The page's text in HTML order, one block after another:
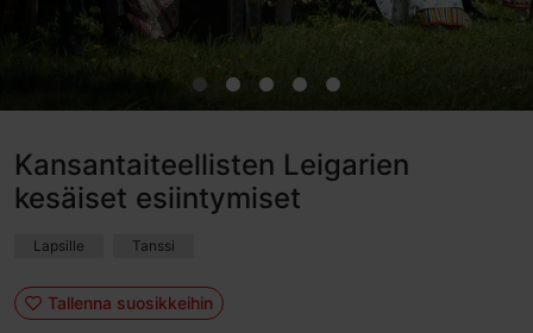
Kansantaiteellisten Leigarien
kesäiset esiintymiset
Lapsille Tanssi
Tallenna suosikkeihin